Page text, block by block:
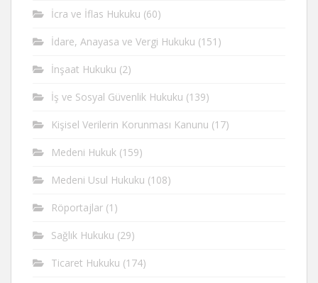
İcra ve İflas Hukuku (60)
İdare, Anayasa ve Vergi Hukuku (151)
İnşaat Hukuku (2)
İş ve Sosyal Güvenlik Hukuku (139)
Kişisel Verilerin Korunması Kanunu (17)
Medeni Hukuk (159)
Medeni Usul Hukuku (108)
Röportajlar (1)
Sağlık Hukuku (29)
Ticaret Hukuku (174)